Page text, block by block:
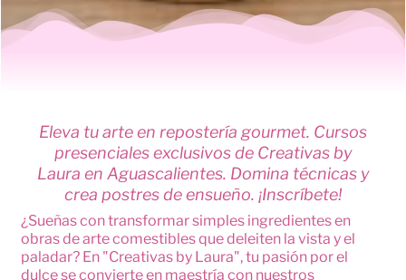
Eleva tu arte en repostería gourmet. Cursos
presenciales exclusivos de Creativas by
Laura en Aguascalientes. Domina técnicas y
crea postres de ensueño. ¡Inscríbete!
¿Sueñas con transformar simples ingredientes en
obras de arte comestibles que deleiten la vista y el
paladar? En "Creativas by Laura", tu pasión por el
dulce se convierte en maestría con nuestros